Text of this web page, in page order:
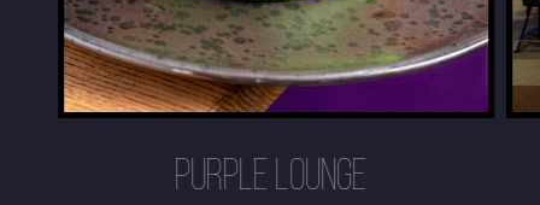
PURPLE LOUNGE